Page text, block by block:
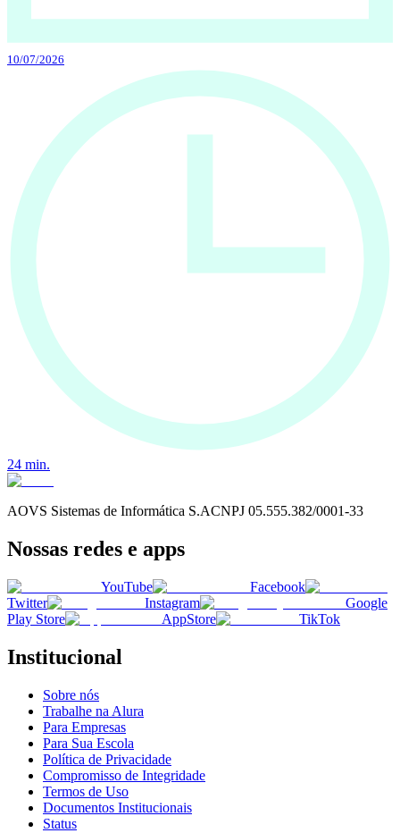
10/07/2026
24 min.
AOVS Sistemas de Informática S.ACNPJ 05.555.382/0001-33
Nossas redes e apps
YouTube
Facebook
Twitter
Instagram
Google
Play Store
AppStore TikTok
Institucional
Sobre nós
Trabalhe na Alura
Para Empresas
Para Sua Escola
Política de Privacidade
Compromisso de Integridade
Termos de Uso
Documentos Institucionais
Status